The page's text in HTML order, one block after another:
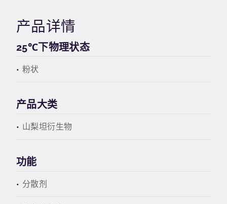
产品详情
25℃下物理状态
粉状
产品大类
山梨坦衍生物
功能
分散剂